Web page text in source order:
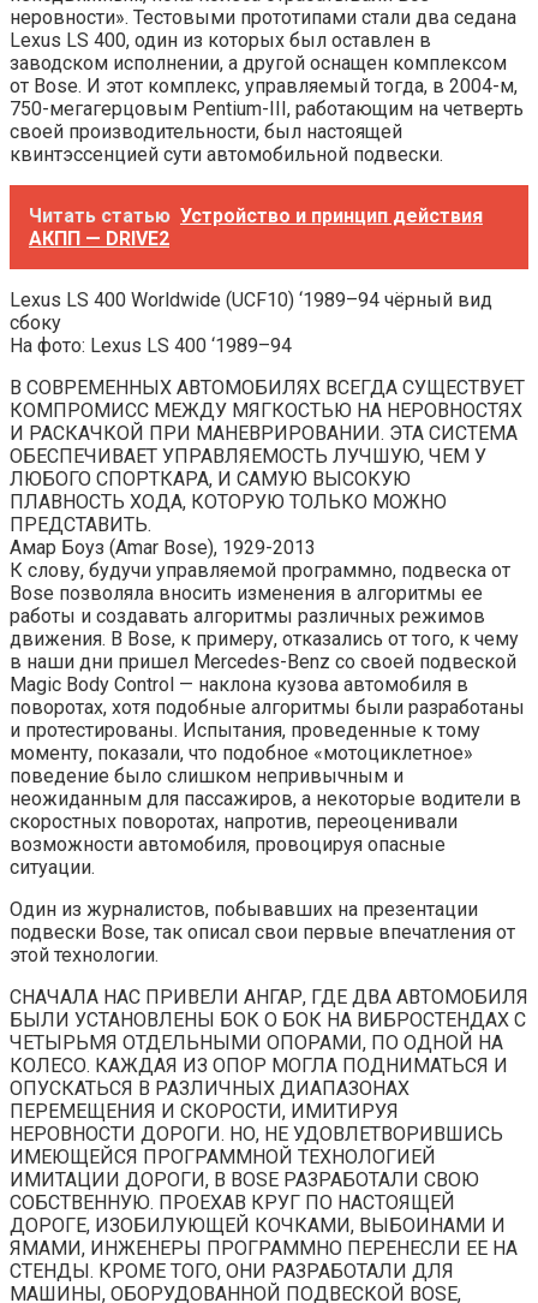
неровности». Тестовыми прототипами стали два седана
Lexus LS 400, один из которых был оставлен в
заводском исполнении, а другой оснащен комплексом
от Bose. И этот комплекс, управляемый тогда, в 2004-м,
750-мегагерцовым Pentium-III, работающим на четверть
своей производительности, был настоящей
квинтэссенцией сути автомобильной подвески.
Читать статью Устройство и принцип действия
АКПП — DRIVE2
Lexus LS 400 Worldwide (UCF10) ‘1989–94 чёрный вид
сбоку
На фото: Lexus LS 400 ‘1989–94
В СОВРЕМЕННЫХ АВТОМОБИЛЯХ ВСЕГДА СУЩЕСТВУЕТ
КОМПРОМИСС МЕЖДУ МЯГКОСТЬЮ НА НЕРОВНОСТЯХ
И РАСКАЧКОЙ ПРИ МАНЕВРИРОВАНИИ. ЭТА СИСТЕМА
ОБЕСПЕЧИВАЕТ УПРАВЛЯЕМОСТЬ ЛУЧШУЮ, ЧЕМ У
ЛЮБОГО СПОРТКАРА, И САМУЮ ВЫСОКУЮ
ПЛАВНОСТЬ ХОДА, КОТОРУЮ ТОЛЬКО МОЖНО
ПРЕДСТАВИТЬ.
Амар Боуз (Amar Bose), 1929-2013
К слову, будучи управляемой программно, подвеска от
Bose позволяла вносить изменения в алгоритмы ее
работы и создавать алгоритмы различных режимов
движения. В Bose, к примеру, отказались от того, к чему
в наши дни пришел Mercedes-Benz со своей подвеской
Magic Body Control — наклона кузова автомобиля в
поворотах, хотя подобные алгоритмы были разработаны
и протестированы. Испытания, проведенные к тому
моменту, показали, что подобное «мотоциклетное»
поведение было слишком непривычным и
неожиданным для пассажиров, а некоторые водители в
скоростных поворотах, напротив, переоценивали
возможности автомобиля, провоцируя опасные
ситуации.
Один из журналистов, побывавших на презентации
подвески Bose, так описал свои первые впечатления от
этой технологии.
СНАЧАЛА НАС ПРИВЕЛИ АНГАР, ГДЕ ДВА АВТОМОБИЛЯ
БЫЛИ УСТАНОВЛЕНЫ БОК О БОК НА ВИБРОСТЕНДАХ С
ЧЕТЫРЬМЯ ОТДЕЛЬНЫМИ ОПОРАМИ, ПО ОДНОЙ НА
КОЛЕСО. КАЖДАЯ ИЗ ОПОР МОГЛА ПОДНИМАТЬСЯ И
ОПУСКАТЬСЯ В РАЗЛИЧНЫХ ДИАПАЗОНАХ
ПЕРЕМЕЩЕНИЯ И СКОРОСТИ, ИМИТИРУЯ
НЕРОВНОСТИ ДОРОГИ. НО, НЕ УДОВЛЕТВОРИВШИСЬ
ИМЕЮЩЕЙСЯ ПРОГРАММНОЙ ТЕХНОЛОГИЕЙ
ИМИТАЦИИ ДОРОГИ, В BOSE РАЗРАБОТАЛИ СВОЮ
СОБСТВЕННУЮ. ПРОЕХАВ КРУГ ПО НАСТОЯЩЕЙ
ДОРОГЕ, ИЗОБИЛУЮЩЕЙ КОЧКАМИ, ВЫБОИНАМИ И
ЯМАМИ, ИНЖЕНЕРЫ ПРОГРАММНО ПЕРЕНЕСЛИ ЕЕ НА
СТЕНДЫ. КРОМЕ ТОГО, ОНИ РАЗРАБОТАЛИ ДЛЯ
МАШИНЫ, ОБОРУДОВАННОЙ ПОДВЕСКОЙ BOSE,